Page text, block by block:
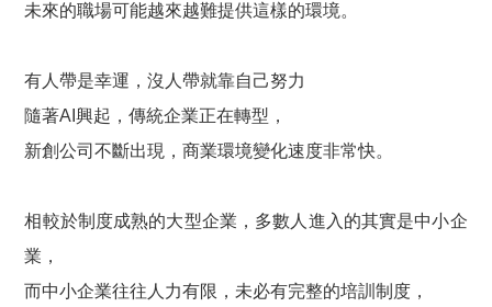
未來的職場可能越來越難提供這樣的環境。
有人帶是幸運，沒人帶就靠自己努力
隨著AI興起，傳統企業正在轉型，
新創公司不斷出現，商業環境變化速度非常快。
相較於制度成熟的大型企業，多數人進入的其實是中小企
業，
而中小企業往往人力有限，未必有完整的培訓制度，